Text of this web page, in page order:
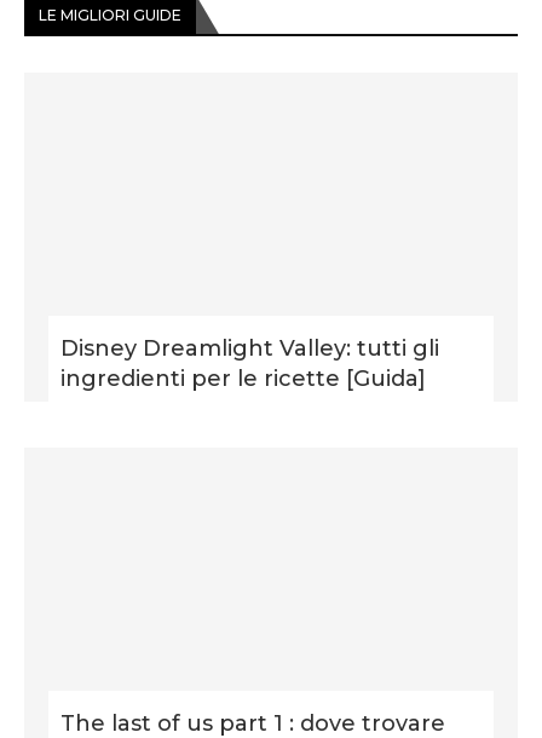
LE MIGLIORI GUIDE
Disney Dreamlight Valley: tutti gli
ingredienti per le ricette [Guida]
The last of us part 1 : dove trovare